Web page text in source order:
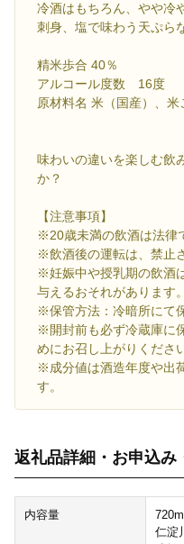
冷酒はもちろん、やや冷
刺身、塩で味わう天ぷら
精米歩合 40％
アルコール度数 16度
原材料名 米（国産）、米
味わいの違いを楽しむ飲
か？
【注意事項】
※20歳未満の飲酒は法律
※飲酒後の運転は、禁止
※妊娠中や授乳期の飲酒
与えるおそれがあります。
※保管方法：冷暗所にて
※開封前も必ず冷蔵庫に
めにお召し上がりくださ
※成分値は酒造年度や出
す。
返礼品詳細・お申込み
内容量
仁淀